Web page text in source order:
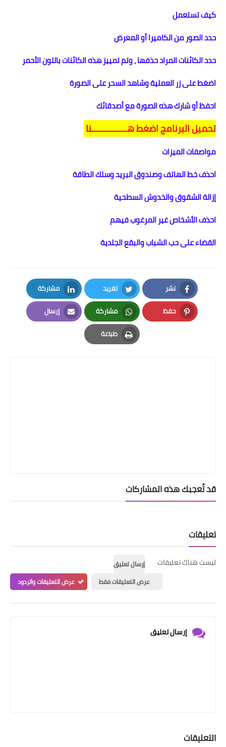
كيف تستعمل
حدد الصور من الكاميرا أو المعرض
حدد الكائنات المراد حذفها ، وتم تمييز هذه الكائنات باللون الأحمر
اضغط على زر العملية وشاهد السحر على الصورة
احفظ أو شارك هذه الصورة مع أصدقائك
تحميل البرنامج اضغط هــــــــــــــنا
مواصفات الميزات
احذف خط الهاتف وصندوق البريد وسلك الطاقة
إزالة الشقوق والخدوش السطحية
احذف الأشخاص غير المرغوب فيهم
القضاء على حب الشباب والبقع الجلدية
نشر
Facebook
تغريد
Twitter
مشاركة
LinkedIn
حفظ
Pinterest
مشاركة
Whatsapp
إرسال
Email
طباعة
Print
قد تُعجبك هذه المشاركات
تعليقات
ليست هناك تعليقات
إرسال تعليق
عرض التعليقات فقط
عرض التعليقات والردود
إرسال تعليق
التعليقات